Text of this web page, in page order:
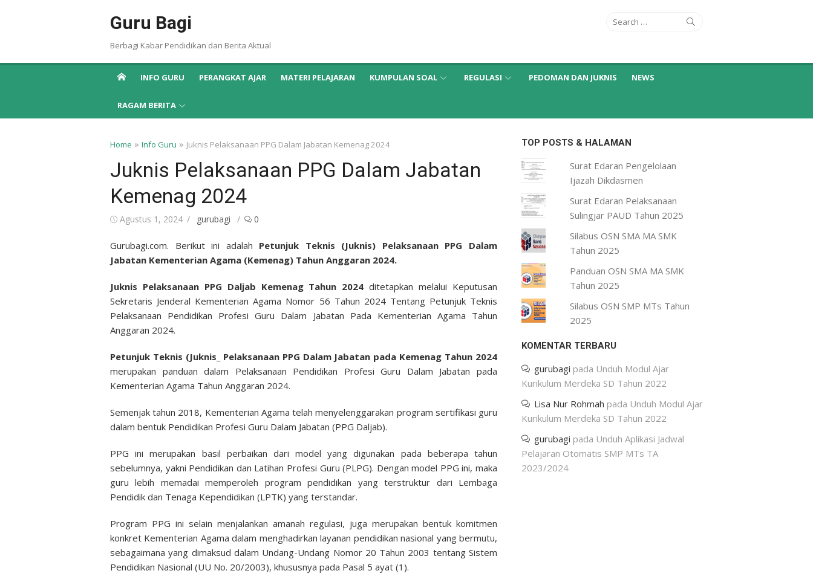
Guru Bagi
Berbagi Kabar Pendidikan dan Berita Aktual
Search
INFO GURU PERANGKAT AJAR MATERI PELAJARAN KUMPULAN SOAL REGULASI PEDOMAN DAN JUKNIS NEWS
RAGAM BERITA
Home » Info Guru » Juknis Pelaksanaan PPG Dalam Jabatan Kemenag 2024
Juknis Pelaksanaan PPG Dalam Jabatan
Kemenag 2024
Posted
Agustus 1, 2024 Author
gurubagi 0
Gurubagi.com. Berikut ini adalah Petunjuk Teknis (Juknis) Pelaksanaan PPG Dalam
Jabatan Kementerian Agama (Kemenag) Tahun Anggaran 2024.
Juknis Pelaksanaan PPG Daljab Kemenag Tahun 2024ditetapkan melalui Keputusan
Sekretaris Jenderal Kementerian Agama Nomor 56 Tahun 2024 Tentang Petunjuk Teknis
Pelaksanaan Pendidikan Profesi Guru Dalam Jabatan Pada Kementerian Agama Tahun
Anggaran 2024.
Petunjuk Teknis (Juknis_ Pelaksanaan PPG Dalam Jabatan pada Kemenag Tahun 2024
merupakan panduan dalam Pelaksanaan Pendidikan Profesi Guru Dalam Jabatan pada
Kementerian Agama Tahun Anggaran 2024.
Semenjak tahun 2018, Kementerian Agama telah menyelenggarakan program sertifikasi guru
dalam bentuk Pendidikan Profesi Guru Dalam Jabatan (PPG Daljab).
PPG ini merupakan basil perbaikan dari model yang digunakan pada beberapa tahun
sebelumnya, yakni Pendidikan dan Latihan Profesi Guru (PLPG). Dengan model PPG ini, maka
guru lebih memadai memperoleh program pendidikan yang terstruktur dari Lembaga
Pendidik dan Tenaga Kependidikan (LPTK) yang terstandar.
Program PPG ini selain menjalankan amanah regulasi, juga merupakan bentuk komitmen
konkret Kementerian Agama dalam menghadirkan layanan pendidikan nasional yang bermutu,
sebagaimana yang dimaksud dalam Undang-Undang Nomor 20 Tahun 2003 tentang Sistem
Pendidikan Nasional (UU No. 20/2003), khususnya pada Pasal 5 ayat (1).
TOP POSTS & HALAMAN
Surat Edaran Pengelolaan
Ijazah Dikdasmen
Surat Edaran Pelaksanaan
Sulingjar PAUD Tahun 2025
Silabus OSN SMA MA SMK
Tahun 2025
Panduan OSN SMA MA SMK
Tahun 2025
Silabus OSN SMP MTs Tahun
2025
KOMENTAR TERBARU
gurubagi pada Unduh Modul Ajar
Kurikulum Merdeka SD Tahun 2022
Lisa Nur Rohmah pada Unduh Modul Ajar
Kurikulum Merdeka SD Tahun 2022
gurubagi pada Unduh Aplikasi Jadwal
Pelajaran Otomatis SMP MTs TA
2023/2024